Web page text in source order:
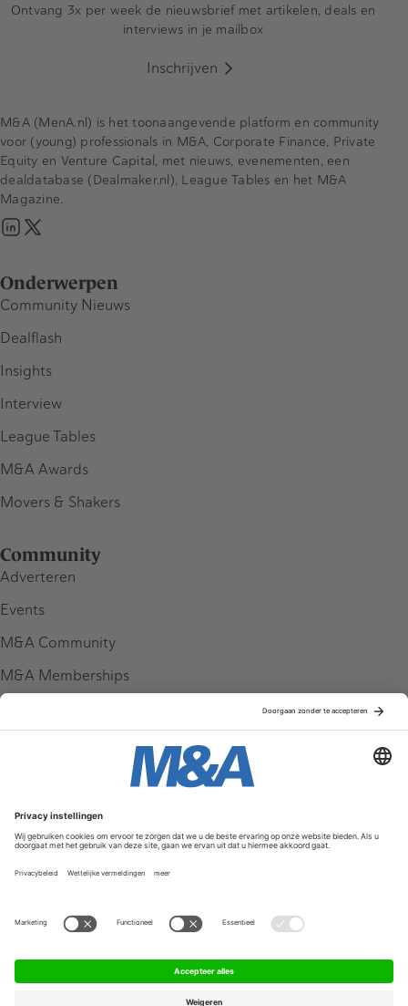
Ontvang 3x per week de nieuwsbrief met artikelen, deals en
interviews in je mailbox
Inschrijven
Onderwerpen
Community Nieuws
Dealflash
Insights
Interview
League Tables
M&A Awards
Movers & Shakers
Community
Adverteren
Events
M&A Community
M&A Memberships
Service & Contact
Contact
FAQ
Werken bij ons
Algemene Voorwaarden
M&A (MenA.nl) is het toonaangevende platform en community
voor (young) professionals in M&A, Corporate Finance, Private
Equity en Venture Capital, met nieuws, evenementen, een
dealdatabase (Dealmaker.nl), League Tables en het M&A
Magazine.